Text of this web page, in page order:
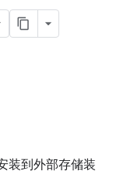
装到外部存储装